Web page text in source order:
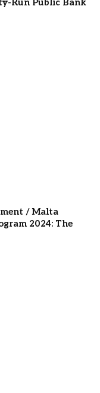
Run Public Bank
/ Malta
2024: The